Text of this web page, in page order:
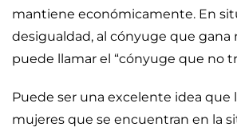
mantiene económicamente. En
desigualdad, al cónyuge que gana
puede llamar el “cónyuge que no
Puede ser una excelente idea que
mujeres que se encuentran en la